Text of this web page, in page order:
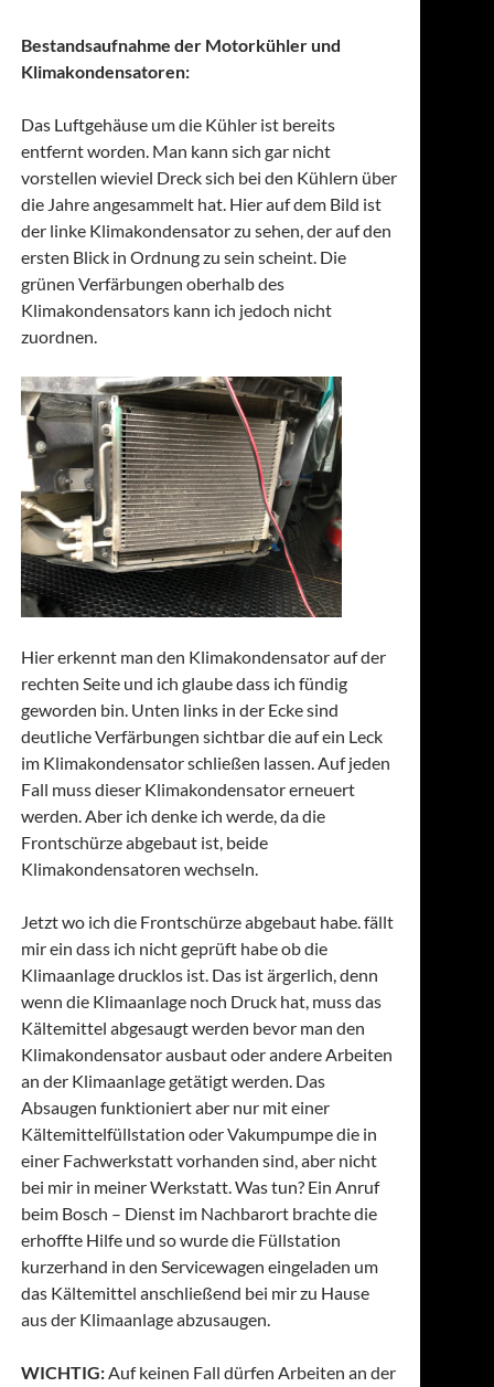
Bestandsaufnahme der Motorkühler und
Klimakondensatoren:
Das Luftgehäuse um die Kühler ist bereits
entfernt worden. Man kann sich gar nicht
vorstellen wieviel Dreck sich bei den Kühlern über
die Jahre angesammelt hat. Hier auf dem Bild ist
der linke Klimakondensator zu sehen, der auf den
ersten Blick in Ordnung zu sein scheint. Die
grünen Verfärbungen oberhalb des
Klimakondensators kann ich jedoch nicht
zuordnen.
Hier erkennt man den Klimakondensator auf der
rechten Seite und ich glaube dass ich fündig
geworden bin. Unten links in der Ecke sind
deutliche Verfärbungen sichtbar die auf ein Leck
im Klimakondensator schließen lassen. Auf jeden
Fall muss dieser Klimakondensator erneuert
werden. Aber ich denke ich werde, da die
Frontschürze abgebaut ist, beide
Klimakondensatoren wechseln.
Jetzt wo ich die Frontschürze abgebaut habe. fällt
mir ein dass ich nicht geprüft habe ob die
Klimaanlage drucklos ist. Das ist ärgerlich, denn
wenn die Klimaanlage noch Druck hat, muss das
Kältemittel abgesaugt werden bevor man den
Klimakondensator ausbaut oder andere Arbeiten
an der Klimaanlage getätigt werden. Das
Absaugen funktioniert aber nur mit einer
Kältemittelfüllstation oder Vakumpumpe die in
einer Fachwerkstatt vorhanden sind, aber nicht
bei mir in meiner Werkstatt. Was tun? Ein Anruf
beim Bosch – Dienst im Nachbarort brachte die
erhoffte Hilfe und so wurde die Füllstation
kurzerhand in den Servicewagen eingeladen um
das Kältemittel anschließend bei mir zu Hause
aus der Klimaanlage abzusaugen.
WICHTIG:Auf keinen Fall dürfen Arbeiten an der